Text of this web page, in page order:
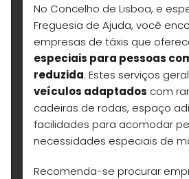
No Concelho de Lisboa, e
Freguesia de Ajuda, você
empresas de táxis que
especiais para pessoas
reduzida. Estes serviços
veículos adaptados com
cadeiras de rodas, espaço
facilidades para acomodar
necessidades especiais de
Recomenda-se procurar